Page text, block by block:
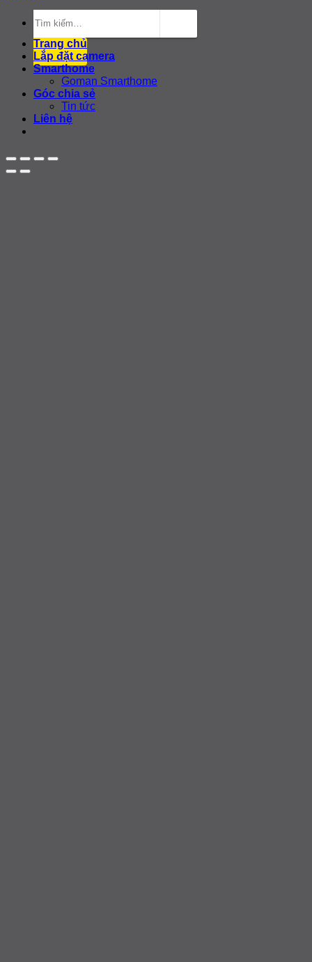
kiếm:
Trang chủ
Lắp đặt camera
Smarthome
Goman Smarthome
Góc chia sẻ
Tin tức
Liên hệ